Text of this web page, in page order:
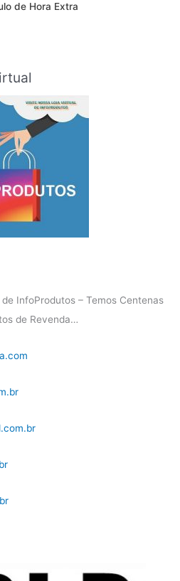
de Hora Extra
InfoProdutos – Temos Centenas
de Revenda…